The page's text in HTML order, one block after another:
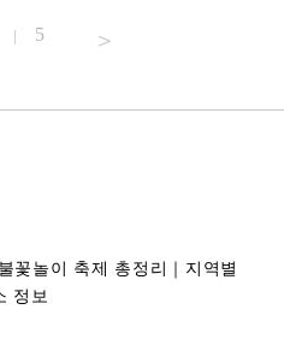
| 5
꽃놀이 축제 총정리｜지역별
정보